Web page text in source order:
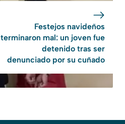
Festejos navideños
terminaron mal: un joven fue
detenido tras ser
denunciado por su cuñado